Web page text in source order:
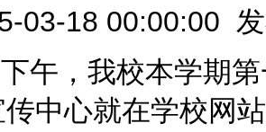
03-18 00:00:00
午，我校本学期
中心就在学校网